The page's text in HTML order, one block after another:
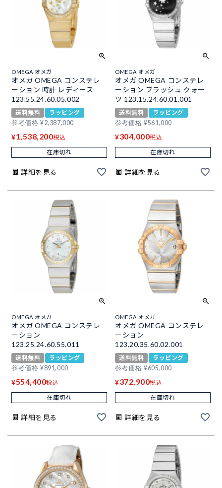
OMEGA オメガ
オメガ OMEGA コンステレ
ーション 時計 レディース
123.55.24.60.05.002
送料無料
ラッピング
参考価格 ¥2,387,000
¥1,538,200税込
在庫切れ
詳細を見る
OMEGA オメガ
オメガ OMEGA コンステレ
ーション ブラッシュ クォー
ツ 123.15.24.60.01.001
送料無料
ラッピング
参考価格 ¥561,000
¥304,000税込
在庫切れ
詳細を見る
OMEGA オメガ
オメガ OMEGA コンステレ
ーション
123.25.24.60.55.011
送料無料
ラッピング
参考価格 ¥891,000
¥554,400税込
在庫切れ
詳細を見る
OMEGA オメガ
オメガ OMEGA コンステレ
ーション
123.20.35.60.02.001
送料無料
ラッピング
参考価格 ¥605,000
¥372,900税込
在庫切れ
詳細を見る